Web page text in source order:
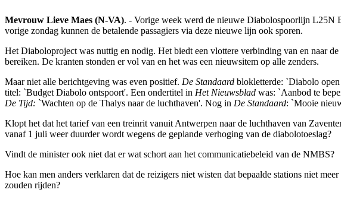
Mevrouw Lieve Maes (N-VA). - Vorige week werd de nieuwe Diabolospoorlijn L25N
vorige zondag kunnen de betalende passagiers via deze nieuwe lijn ook sporen.
Het Diaboloproject was nuttig en nodig. Het biedt een vlottere verbinding van en naar
bereiken. De kranten stonden er vol van en het was een nieuwsitem op alle zenders.
Maar niet alle berichtgeving was even positief. De Standaard blokletterde: `Diabolo
titel: `Budget Diabolo ontspoort'. Een ondertitel in Het Nieuwsblad was: `Aanbod te
De Tijd: `Wachten op de Thalys naar de luchthaven'. Nog in De Standaard: `Mooie
Klopt het dat het tarief van een treinrit vanuit Antwerpen naar de luchthaven van
vanaf 1 juli weer duurder wordt wegens de geplande verhoging van de diabolotoeslag?
Vindt de minister ook niet dat er wat schort aan het communicatiebeleid van de NMBS?
Hoe kan men anders verklaren dat de reizigers niet wisten dat bepaalde stations niet
zouden rijden?